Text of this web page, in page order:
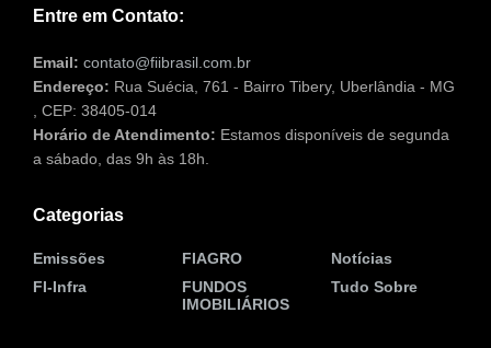
Entre em Contato:
Email: contato@fiibrasil.com.br
Endereço: Rua Suécia, 761 - Bairro Tibery, Uberlândia - MG
, CEP: 38405-014
Horário de Atendimento: Estamos disponíveis de segunda
a sábado, das 9h às 18h.
Categorias
Emissões
FI-Infra
FIAGRO
FUNDOS
IMOBILIÁRIOS
Notícias
Tudo Sobre